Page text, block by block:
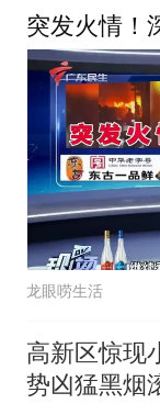
突发火情！
龙眼唠生活
高新区惊现
势凶猛黑烟